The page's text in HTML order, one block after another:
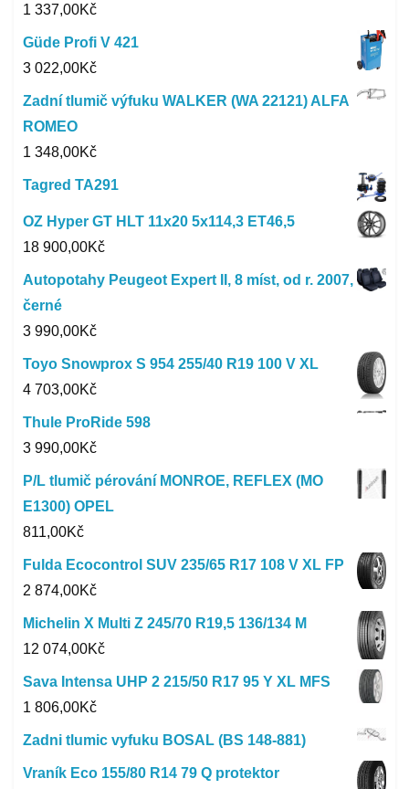
1 337,00Kč
Güde Profi V 421
3 022,00Kč
Zadní tlumič výfuku WALKER (WA 22121) ALFA
ROMEO
1 348,00Kč
Tagred TA291
OZ Hyper GT HLT 11x20 5x114,3 ET46,5
18 900,00Kč
Autopotahy Peugeot Expert II, 8 míst, od r. 2007,
černé
3 990,00Kč
Toyo Snowprox S 954 255/40 R19 100 V XL
4 703,00Kč
Thule ProRide 598
3 990,00Kč
P/L tlumič pérování MONROE, REFLEX (MO
E1300) OPEL
811,00Kč
Fulda Ecocontrol SUV 235/65 R17 108 V XL FP
2 874,00Kč
Michelin X Multi Z 245/70 R19,5 136/134 M
12 074,00Kč
Sava Intensa UHP 2 215/50 R17 95 Y XL MFS
1 806,00Kč
Zadni tlumic vyfuku BOSAL (BS 148-881)
Vraník Eco 155/80 R14 79 Q protektor